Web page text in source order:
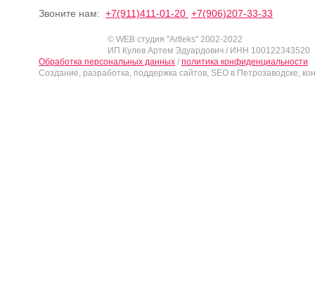
Звоните нам: +7(911)411-01-20 +7(906)207-33-33
© WEB студия "Artleks" 2002-2022
ИП Кулев Артем Эдуардович / ИНН 100122343520
Обработка персональных данных / политика конфиденциальности
Создание, разработка, поддержка сайтов, SEO в Петрозаводске,